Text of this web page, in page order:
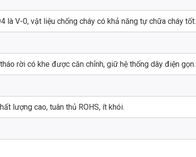
là V-0, vật liệu chống cháy có khả năng tự chữa cháy tốt.
rời có khe được căn chỉnh, giữ hệ thống dây điện gọn.
lượng cao, tuân thủ ROHS, ít khói.